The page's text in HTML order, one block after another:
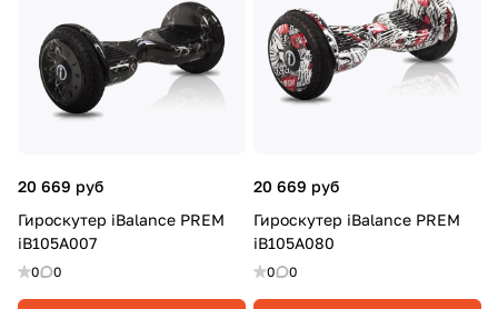
20 669 руб
Гироскутер iBalance PREM
iB105A007
0 0
20 669 руб
Гироскутер iBalance PREM
iB105A080
0 0